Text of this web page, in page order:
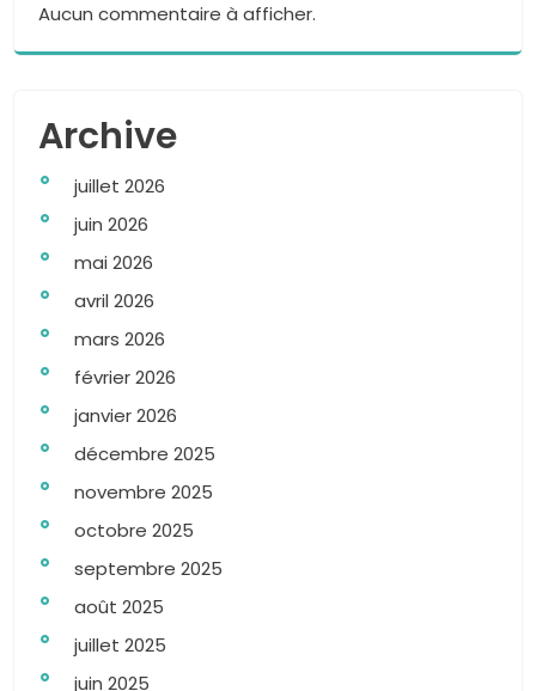
Aucun commentaire à afficher.
Archive
juillet 2026
juin 2026
mai 2026
avril 2026
mars 2026
février 2026
janvier 2026
décembre 2025
novembre 2025
octobre 2025
septembre 2025
août 2025
juillet 2025
juin 2025